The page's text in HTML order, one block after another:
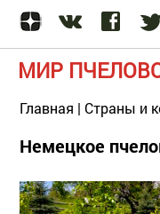
МИР
Главная | Страны и
Немецкое